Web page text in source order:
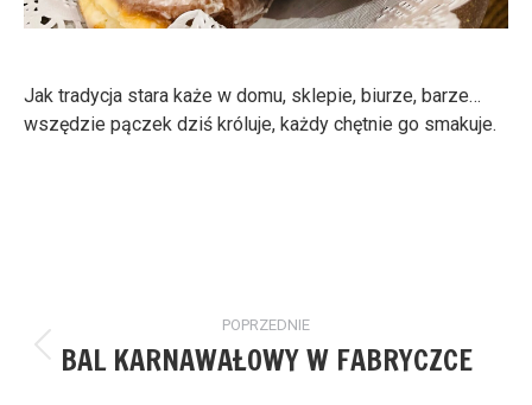
Jak tradycja stara każe w domu, sklepie, biurze, barze…
wszędzie pączek dziś króluje, każdy chętnie go smakuje.
wpisów
POPRZEDNIE
Poprzedni
BAL KARNAWAŁOWY W FABRYCZCE